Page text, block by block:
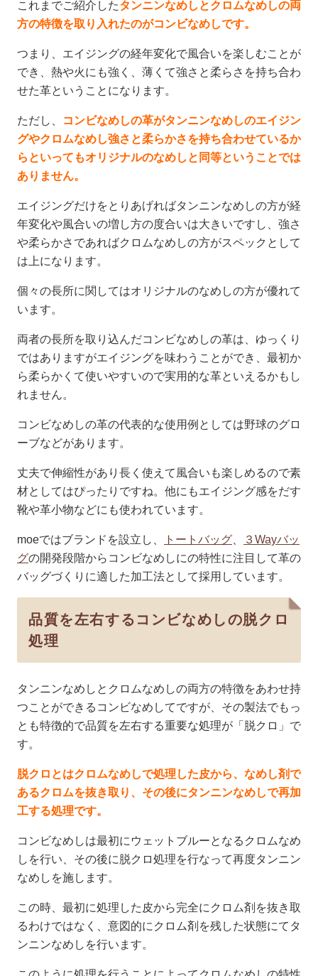
これまでご紹介したタンニンなめしとクロムなめしの両
方の特徴を取り入れたのがコンビなめしです。
つまり、エイジングの経年変化で風合いを楽しむことが
でき、熱や火にも強く、薄くて強さと柔らさを持ち合わ
せた革ということになります。
ただし、
コンビなめしの革がタンニンなめしのエイジン
グやクロムなめし強さと柔らかさを持ち合わせているか
らといってもオリジナルのなめしと同等ということでは
ありません。
エイジングだけをとりあげればタンニンなめしの方が経
年変化や風合いの増し方の度合いは大きいですし、強さ
や柔らかさであればクロムなめしの方がスペックとして
は上になります。
個々の長所に関してはオリジナルのなめしの方が優れて
います。
両者の長所を取り込んだコンビなめしの革は、ゆっくり
ではありますがエイジングを味わうことができ、最初か
ら柔らかくて使いやすいので実用的な革といえるかもし
れません。
コンビなめしの革の代表的な使用例としては野球のグロ
ーブなどがあります。
丈夫で伸縮性があり長く使えて風合いも楽しめるので素
材としてはぴったりですね。他にもエイジング感をだす
靴や革小物などにも使われています。
moeではブランドを設立し、 トートバッグ
３Wayバッ
グの開発段階からコンビなめしにの特性に注目して革の
バッグづくりに適した加工法として採用しています。
品質を左右するコンビなめしの脱クロ
処理
タンニンなめしとクロムなめしの両方の特徴をあわせ持
つことができるコンビなめしてですが、その製法でもっ
とも特徴的で品質を左右する重要な処理が「脱クロ」で
す。
脱クロとはクロムなめしで処理した皮から、なめし剤で
あるクロムを抜き取り、その後にタンニンなめしで再加
工する処理です。
コンビなめしは最初にウェットブルーとなるクロムなめ
しを行い、その後に脱クロ処理を行なって再度タンニン
なめしを施します。
この時、最初に処理した皮から完全にクロム剤を抜き取
るわけではなく、意図的にクロム剤を残した状態にてタ
ンニンなめしを行います。